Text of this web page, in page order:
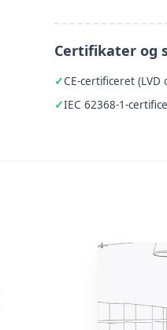
Certifikater og
CE-certificeret (LVD
IEC 62368-1-